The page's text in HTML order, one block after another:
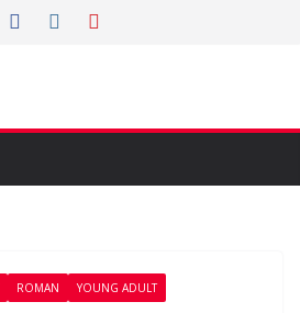
ROMAN YOUNG ADULT